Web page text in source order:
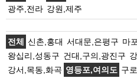
광주,전라 강원,제주
전체 신촌,홍대 서대문,은평구 마
왕십리,성동구 건대,구의,광진구
강서,목동,화곡 영등포,여의도 구